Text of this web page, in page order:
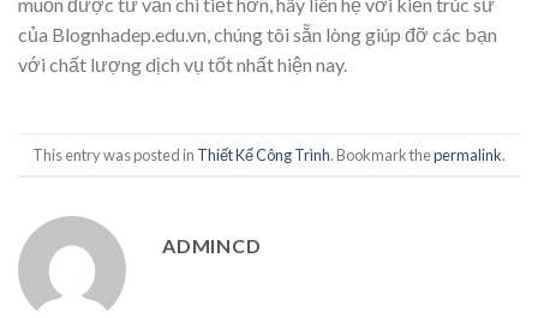
muốn được tư vấn chi tiết hơn, hãy liên hệ với kiến trúc sư
của Blognhadep.edu.vn, chúng tôi sẵn lòng giúp đỡ các bạn
với chất lượng dịch vụ tốt nhất hiện nay.
This entry was posted in Thiết Kế Công Trình. Bookmark thepermalink.
ADMINCD